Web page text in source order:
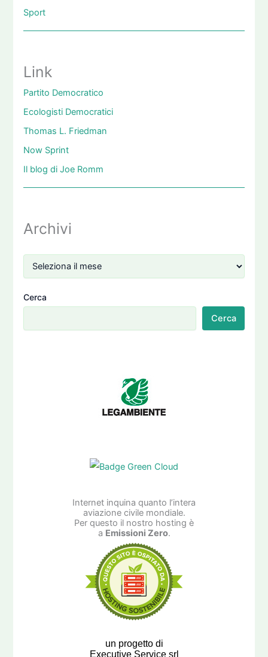
Sport
Link
Partito Democratico
Ecologisti Democratici
Thomas L. Friedman
Now Sprint
Il blog di Joe Romm
Archivi
Cerca
Cerca
Internet inquina quanto l’intera
aviazione civile mondiale.
Per questo il nostro hosting è
a Emissioni Zero.
un progetto di
Executive Service srl